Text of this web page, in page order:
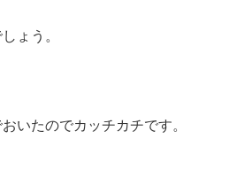
ょう。
いたのでカッチカチです。